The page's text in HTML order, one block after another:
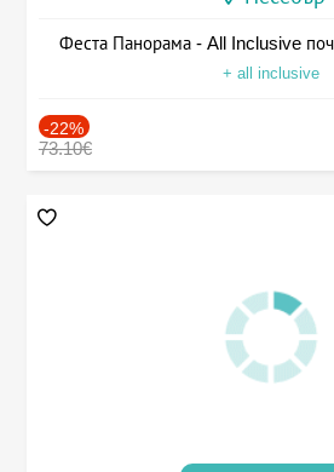
Феста Панорама - All Inclusive
+ all inclusive
-22%
73.10€